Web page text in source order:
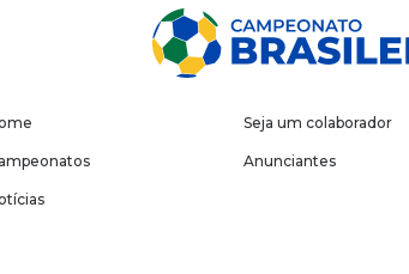
Seja um colaborador
Anunciantes